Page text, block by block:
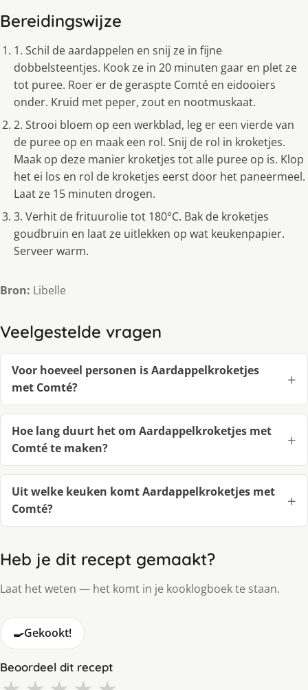
Bereidingswijze
1. Schil de aardappelen en snij ze in fijne
dobbelsteentjes. Kook ze in 20 minuten gaar en plet ze
tot puree. Roer er de geraspte Comté en eidooiers
onder. Kruid met peper, zout en nootmuskaat.
2. Strooi bloem op een werkblad, leg er een vierde van
de puree op en maak een rol. Snij de rol in kroketjes.
Maak op deze manier kroketjes tot alle puree op is. Klop
het ei los en rol de kroketjes eerst door het paneermeel.
Laat ze 15 minuten drogen.
3. Verhit de frituurolie tot 180°C. Bak de kroketjes
goudbruin en laat ze uitlekken op wat keukenpapier.
Serveer warm.
Bron: Libelle
Veelgestelde vragen
Voor hoeveel personen is Aardappelkroketjes
met Comté?
Hoe lang duurt het om Aardappelkroketjes met
Comté te maken?
Uit welke keuken komt Aardappelkroketjes met
Comté?
Heb je dit recept gemaakt?
Laat het weten — het komt in je kooklogboek te staan.
🍳Gekookt!
Beoordeel dit recept